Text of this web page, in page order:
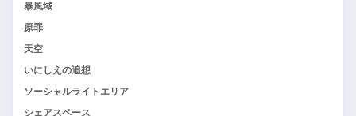
暴風域
原罪
天空
いにしえの追想
ソーシャルライトエリア
シェアスペース